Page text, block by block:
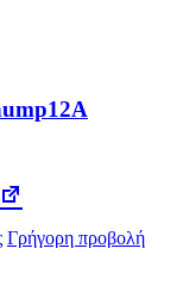
Γρήγορη προβολή